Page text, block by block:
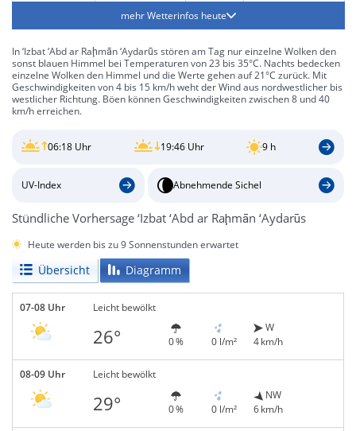
mehr Wetterinfos heute
In ‘Izbat ‘Abd ar Raḩmān ‘Aydarūs stören am Tag nur einzelne Wolken den
sonst blauen Himmel bei Temperaturen von 23 bis 35°C. Nachts bedecken
einzelne Wolken den Himmel und die Werte gehen auf 21°C zurück. Mit
Geschwindigkeiten von 4 bis 15 km/h weht der Wind aus nordwestlicher bis
westlicher Richtung. Böen können Geschwindigkeiten zwischen 8 und 40
km/h erreichen.
06:18 Uhr 19:46 Uhr 9 h
UV-Index Abnehmende Sichel
Stündliche Vorhersage ‘Izbat ‘Abd ar Raḩmān ‘Aydarūs
Heute werden bis zu 9 Sonnenstunden erwartet
Übersicht Diagramm
07-08 Uhr Leicht bewölkt
26° 0 % 0 l/m²
W
4 km/h
08-09 Uhr Leicht bewölkt
29° 0 % 0 l/m²
NW
6 km/h